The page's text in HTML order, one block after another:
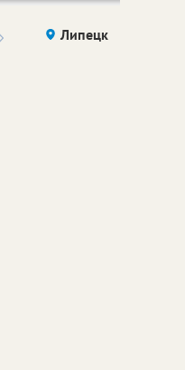
Здоровье компаний (на
правах
Липецк